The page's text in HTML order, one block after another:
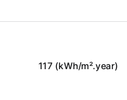
117 (kWh/m².year)